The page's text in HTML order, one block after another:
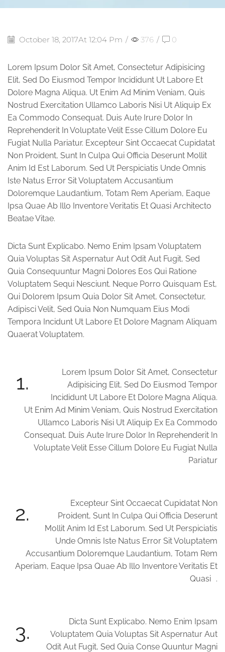
October 18, 2017At 12:04 Pm / 376 / 0
Lorem Ipsum Dolor Sit Amet, Consectetur Adipisicing
Elit, Sed Do Eiusmod Tempor Incididunt Ut Labore Et
Dolore Magna Aliqua. Ut Enim Ad Minim Veniam, Quis
Nostrud Exercitation Ullamco Laboris Nisi Ut Aliquip Ex
Ea Commodo Consequat. Duis Aute Irure Dolor In
Reprehenderit In Voluptate Velit Esse Cillum Dolore Eu
Fugiat Nulla Pariatur. Excepteur Sint Occaecat Cupidatat
Non Proident, Sunt In Culpa Qui Officia Deserunt Mollit
Anim Id Est Laborum. Sed Ut Perspiciatis Unde Omnis
Iste Natus Error Sit Voluptatem Accusantium
Doloremque Laudantium, Totam Rem Aperiam, Eaque
Ipsa Quae Ab Illo Inventore Veritatis Et Quasi Architecto
Beatae Vitae.
Dicta Sunt Explicabo. Nemo Enim Ipsam Voluptatem
Quia Voluptas Sit Aspernatur Aut Odit Aut Fugit, Sed
Quia Consequuntur Magni Dolores Eos Qui Ratione
Voluptatem Sequi Nesciunt. Neque Porro Quisquam Est,
Qui Dolorem Ipsum Quia Dolor Sit Amet, Consectetur,
Adipisci Velit, Sed Quia Non Numquam Eius Modi
Tempora Incidunt Ut Labore Et Dolore Magnam Aliquam
Quaerat Voluptatem.
1.
Lorem Ipsum Dolor Sit Amet, Consectetur
Adipisicing Elit, Sed Do Eiusmod Tempor
Incididunt Ut Labore Et Dolore Magna Aliqua.
Ut Enim Ad Minim Veniam, Quis Nostrud Exercitation
Ullamco Laboris Nisi Ut Aliquip Ex Ea Commodo
Consequat. Duis Aute Irure Dolor In Reprehenderit In
Voluptate Velit Esse Cillum Dolore Eu Fugiat Nulla
Pariatur
2.
Excepteur Sint Occaecat Cupidatat Non
Proident, Sunt In Culpa Qui Officia Deserunt
Mollit Anim Id Est Laborum. Sed Ut Perspiciatis
Unde Omnis Iste Natus Error Sit Voluptatem
Accusantium Doloremque Laudantium, Totam Rem
Aperiam, Eaque Ipsa Quae Ab Illo Inventore Veritatis Et
Quasi .
3.
Dicta Sunt Explicabo. Nemo Enim Ipsam
Voluptatem Quia Voluptas Sit Aspernatur Aut
Odit Aut Fugit, Sed Quia Conse Quuntur Magni